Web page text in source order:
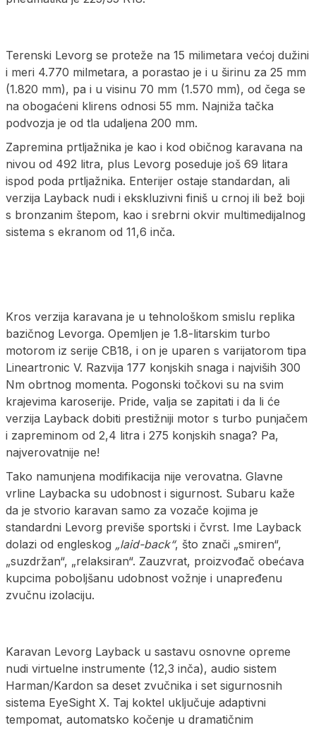
Terenski Levorg se proteže na 15 milimetara većoj dužini
i meri 4.770 milmetara, a porastao je i u širinu za 25 mm
(1.820 mm), pa i u visinu 70 mm (1.570 mm), od čega se
na obogaćeni klirens odnosi 55 mm. Najniža tačka
podvozja je od tla udaljena 200 mm.
Zapremina prtljažnika je kao i kod običnog karavana na
nivou od 492 litra, plus Levorg poseduje još 69 litara
ispod poda prtljažnika. Enterijer ostaje standardan, ali
verzija Layback nudi i ekskluzivni finiš u crnoj ili bež boji
s bronzanim štepom, kao i srebrni okvir multimedijalnog
sistema s ekranom od 11,6 inča.
Kros verzija karavana je u tehnološkom smislu replika
bazičnog Levorga. Opemljen je 1.8-litarskim turbo
motorom iz serije CB18, i on je uparen s varijatorom tipa
Lineartronic V. Razvija 177 konjskih snaga i najviših 300
Nm obrtnog momenta. Pogonski točkovi su na svim
krajevima karoserije. Pride, valja se zapitati i da li će
verzija Layback dobiti prestižniji motor s turbo punjačem
i zapreminom od 2,4 litra i 275 konjskih snaga? Pa,
najverovatnije ne!
Tako namunjena modifikacija nije verovatna. Glavne
vrline Laybacka su udobnost i sigurnost. Subaru kaže
da je stvorio karavan samo za vozače kojima je
standardni Levorg previše sportski i čvrst. Ime Layback
dolazi od engleskog „laid-back“, što znači „smiren“,
„suzdržan“, „relaksiran“. Zauzvrat, proizvođač obećava
kupcima poboljšanu udobnost vožnje i unapređenu
zvučnu izolaciju.
Karavan Levorg Layback u sastavu osnovne opreme
nudi virtuelne instrumente (12,3 inča), audio sistem
Harman/Kardon sa deset zvučnika i set sigurnosnih
sistema EyeSight X. Taj koktel uključuje adaptivni
tempomat, automatsko kočenje u dramatičnim